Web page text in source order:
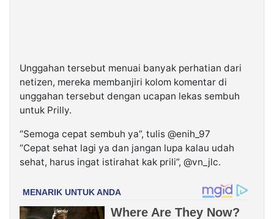
Unggahan tersebut menuai banyak perhatian dari
netizen, mereka membanjiri kolom komentar di
unggahan tersebut dengan ucapan lekas sembuh
untuk Prilly.
“Semoga cepat sembuh ya”, tulis @enih_97
“Cepat sehat lagi ya dan jangan lupa kalau udah
sehat, harus ingat istirahat kak prili”, @vn_jlc.